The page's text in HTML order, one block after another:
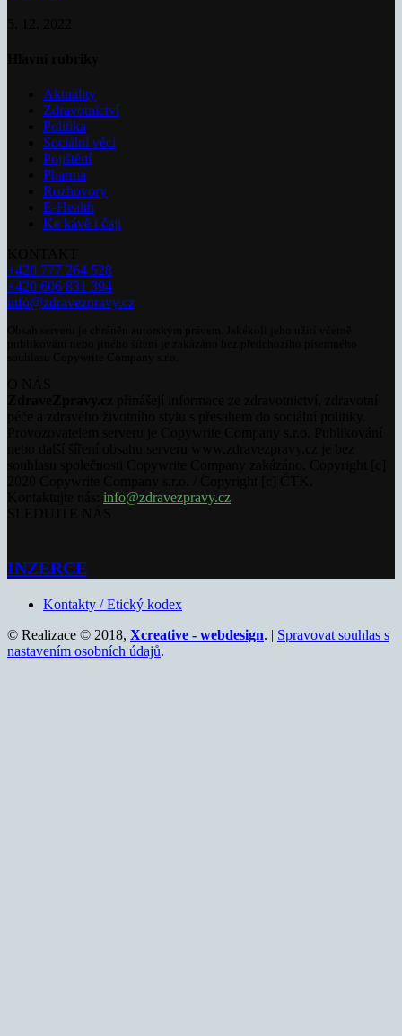
Aktuality
Zdravotnictví
Politika
Sociální věci
Pojištění
Pharma
Rozhovory
E-Health
Ke kávě i čaji
+420 777 264 528
+420 606 831 394
info@zdravezpravy.cz
info@zdravezpravy.cz
INZERCE
Kontakty / Etický kodex
© Realizace © 2018, Xcreative - webdesign. | Spravovat souhlas s
nastavením osobních údajů.